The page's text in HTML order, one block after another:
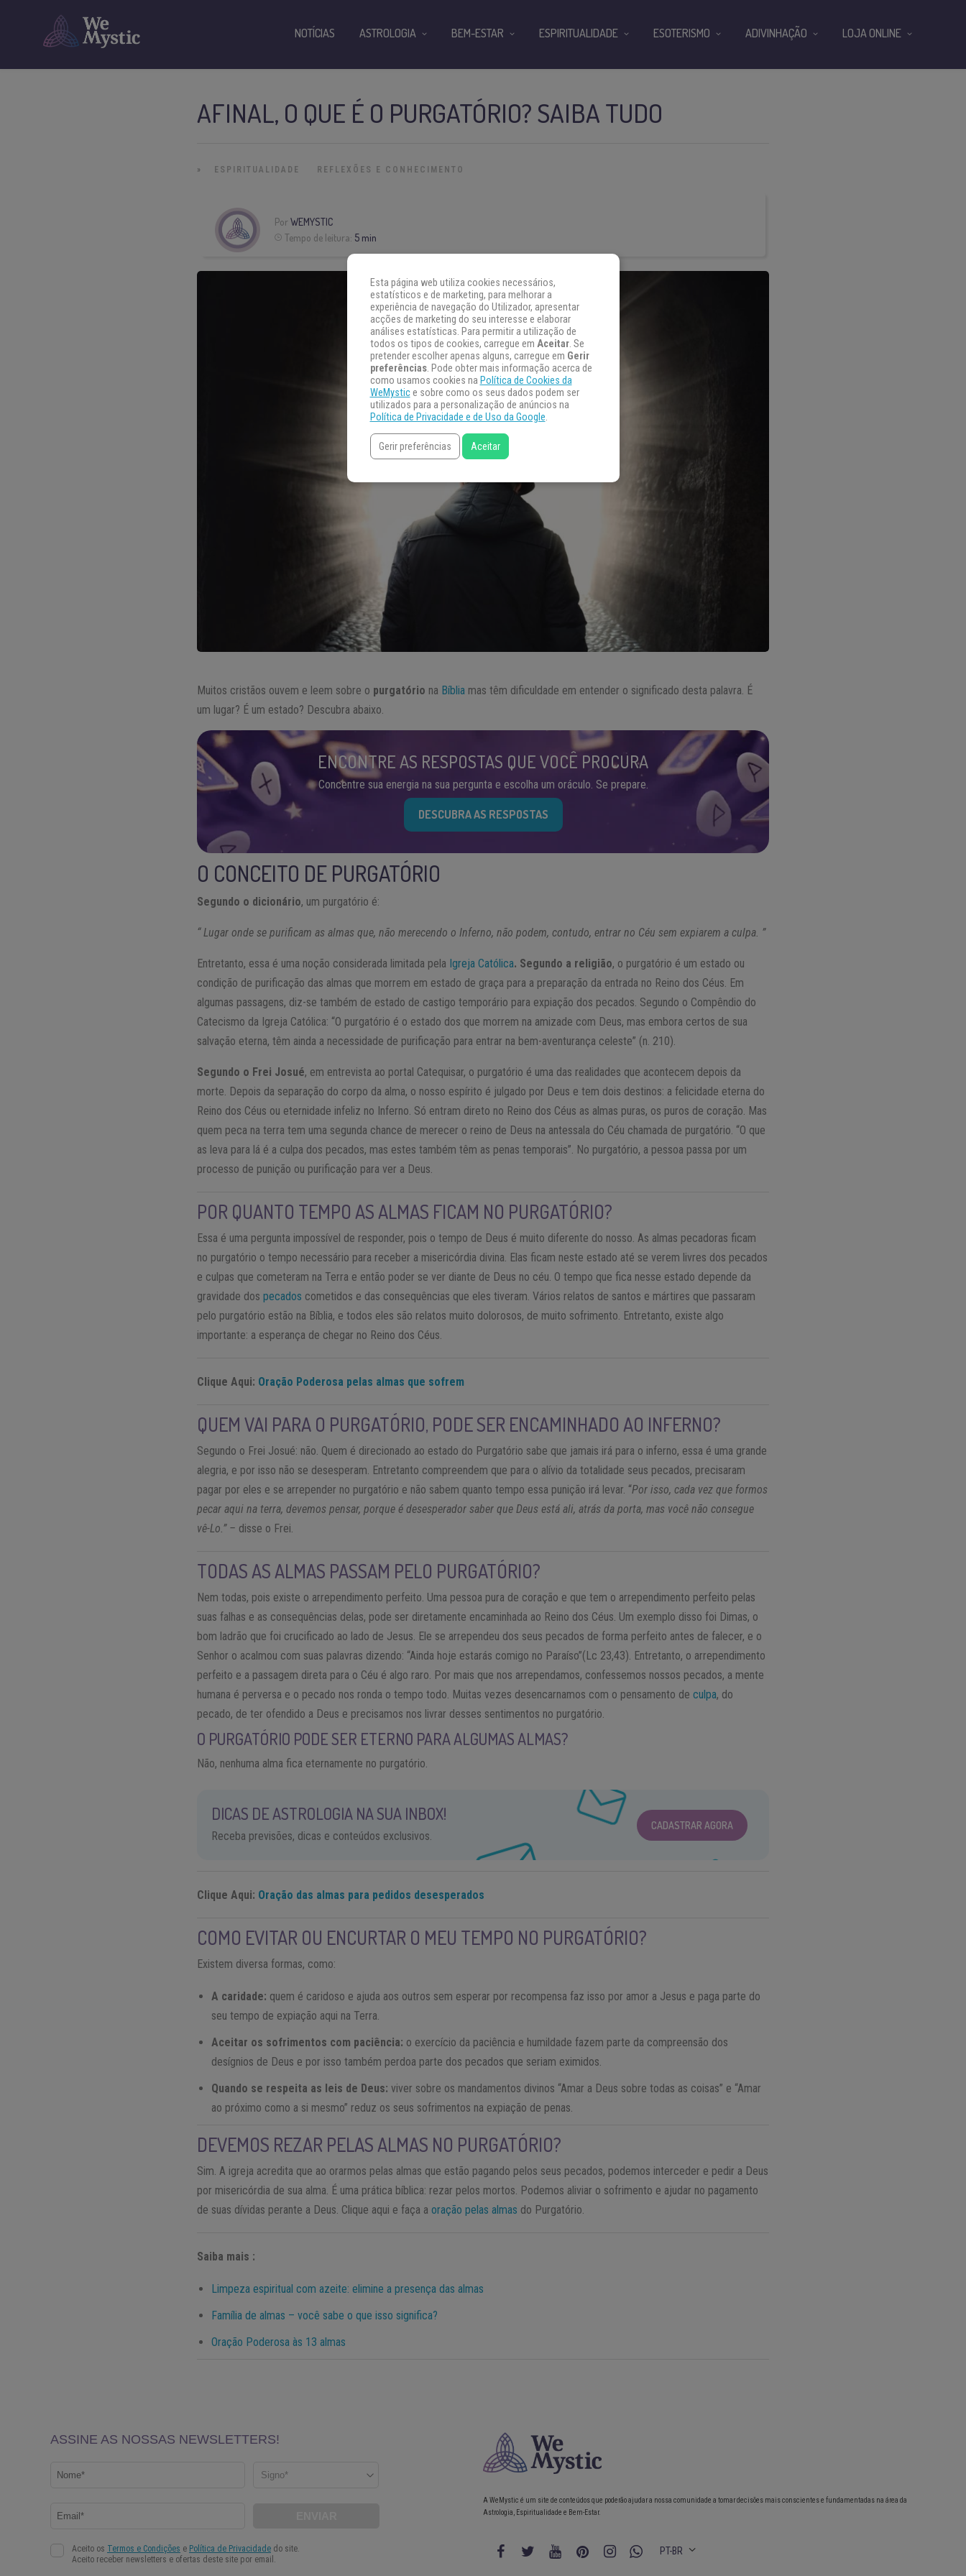
AFINAL, O QUE É O PURGATÓRIO? SAIBA TUDO
» ESPIRITUALIDADE REFLEXÕES E CONHECIMENTO
PorWEMYSTIC
Tempo de leitura: 5 min
Muitos cristãos ouvem e leem sobre o purgatório na Bíblia mas têm dificuldade em entender o significado desta palavra. É
um lugar? É um estado? Descubra abaixo.
ENCONTRE AS RESPOSTAS QUE VOCÊ PROCURA
Concentre sua energia na sua pergunta e escolha um oráculo. Se prepare.
DESCUBRA AS RESPOSTAS
O CONCEITO DE PURGATÓRIO
Segundo o dicionário, um purgatório é:
“ Lugar onde se purificam as almas que, não merecendo o Inferno, não podem, contudo, entrar no Céu sem expiarem a culpa. ”
Entretanto, essa é uma noção considerada limitada pela Igreja Católica. Segundo a religião, o purgatório é um estado ou
condição de purificação das almas que morrem em estado de graça para a preparação da entrada no Reino dos Céus. Em
algumas passagens, diz-se também de estado de castigo temporário para expiação dos pecados. Segundo o Compêndio do
Catecismo da Igreja Católica: “O purgatório é o estado dos que morrem na amizade com Deus, mas embora certos de sua
salvação eterna, têm ainda a necessidade de purificação para entrar na bem-aventurança celeste” (n. 210).
Segundo o Frei Josué, em entrevista ao portal Catequisar, o purgatório é uma das realidades que acontecem depois da
morte. Depois da separação do corpo da alma, o nosso espírito é julgado por Deus e tem dois destinos: a felicidade eterna do
Reino dos Céus ou eternidade infeliz no Inferno. Só entram direto no Reino dos Céus as almas puras, os puros de coração. Mas
quem peca na terra tem uma segunda chance de merecer o reino de Deus na antessala do Céu chamada de purgatório. “O que
as leva para lá é a culpa dos pecados, mas estes também têm as penas temporais”. No purgatório, a pessoa passa por um
processo de punição ou purificação para ver a Deus.
POR QUANTO TEMPO AS ALMAS FICAM NO PURGATÓRIO?
Essa é uma pergunta impossível de responder, pois o tempo de Deus é muito diferente do nosso. As almas pecadoras ficam
no purgatório o tempo necessário para receber a misericórdia divina. Elas ficam neste estado até se verem livres dos pecados
e culpas que cometeram na Terra e então poder se ver diante de Deus no céu. O tempo que fica nesse estado depende da
gravidade dospecados cometidos e das consequências que eles tiveram. Vários relatos de santos e mártires que passaram
pelo purgatório estão na Bíblia, e todos eles são relatos muito dolorosos, de muito sofrimento. Entretanto, existe algo
importante: a esperança de chegar no Reino dos Céus.
Clique Aqui: Oração Poderosa pelas almas que sofrem
QUEM VAI PARA O PURGATÓRIO, PODE SER ENCAMINHADO AO INFERNO?
Segundo o Frei Josué: não. Quem é direcionado ao estado do Purgatório sabe que jamais irá para o inferno, essa é uma grande
alegria, e por isso não se desesperam. Entretanto compreendem que para o alívio da totalidade seus pecados, precisaram
pagar por eles e se arrepender no purgatório e não sabem quanto tempo essa punição irá levar. “Por isso, cada vez que formos
pecar aqui na terra, devemos pensar, porque é desesperador saber que Deus está ali, atrás da porta, mas você não consegue
vê-Lo.” – disse o Frei.
TODAS AS ALMAS PASSAM PELO PURGATÓRIO?
Nem todas, pois existe o arrependimento perfeito. Uma pessoa pura de coração e que tem o arrependimento perfeito pelas
suas falhas e as consequências delas, pode ser diretamente encaminhada ao Reino dos Céus. Um exemplo disso foi Dimas, o
bom ladrão que foi crucificado ao lado de Jesus. Ele se arrependeu dos seus pecados de forma perfeito antes de falecer, e o
Senhor o acalmou com suas palavras dizendo: “Ainda hoje estarás comigo no Paraíso”(Lc 23,43). Entretanto, o arrependimento
perfeito e a passagem direta para o Céu é algo raro. Por mais que nos arrependamos, confessemos nossos pecados, a mente
humana é perversa e o pecado nos ronda o tempo todo. Muitas vezes desencarnamos com o pensamento deculpa, do
pecado, de ter ofendido a Deus e precisamos nos livrar desses sentimentos no purgatório.
O PURGATÓRIO PODE SER ETERNO PARA ALGUMAS ALMAS?
Não, nenhuma alma fica eternamente no purgatório.
DICAS DE ASTROLOGIA NA SUA INBOX!
Receba previsões, dicas e conteúdos exclusivos.
CADASTRAR AGORA
Clique Aqui: Oração das almas para pedidos desesperados
COMO EVITAR OU ENCURTAR O MEU TEMPO NO PURGATÓRIO?
Existem diversa formas, como:
A caridade: quem é caridoso e ajuda aos outros sem esperar por recompensa faz isso por amor a Jesus e paga parte do
seu tempo de expiação aqui na Terra.
Aceitar os sofrimentos com paciência: o exercício da paciência e humildade fazem parte da compreensão dos
desígnios de Deus e por isso também perdoa parte dos pecados que seriam eximidos.
Quando se respeita as leis de Deus:viver sobre os mandamentos divinos “Amar a Deus sobre todas as coisas” e “Amar
ao próximo como a si mesmo” reduz os seus sofrimentos na expiação de penas.
DEVEMOS REZAR PELAS ALMAS NO PURGATÓRIO?
Sim. A igreja acredita que ao orarmos pelas almas que estão pagando pelos seus pecados, podemos interceder e pedir a Deus
por misericórdia de sua alma. É uma prática bíblica: rezar pelos mortos. Podemos aliviar o sofrimento e ajudar no pagamento
de suas dívidas perante a Deus. Clique aqui e faça aoração pelas almas do Purgatório.
Saiba mais :
Limpeza espiritual com azeite: elimine a presença das almas
Família de almas – você sabe o que isso significa?
Oração Poderosa às 13 almas
NOTÍCIAS ASTROLOGIA BEM-ESTAR ESPIRITUALIDADE ESOTERISMO ADIVINHAÇÃO LOJA ONLINE
A WeMystic é um site de conteúdos que poderão ajudar a nossa comunidade a tomar decisões mais conscientes e fundamentadas na área da
Astrologia, Espiritualidade e Bem-Estar.
PT-BR
Esta página web utiliza cookies necessários,
estatísticos e de marketing, para melhorar a
experiência de navegação do Utilizador, apresentar
acções de marketing do seu interesse e elaborar
análises estatísticas. Para permitir a utilização de
todos os tipos de cookies, carregue em Aceitar. Se
pretender escolher apenas alguns, carregue em Gerir
preferências. Pode obter mais informação acerca de
como usamos cookies na Política de Cookies da
WeMystice sobre como os seus dados podem ser
utilizados para a personalização de anúncios na
Política de Privacidade e de Uso da Google.
Gerir preferências Aceitar